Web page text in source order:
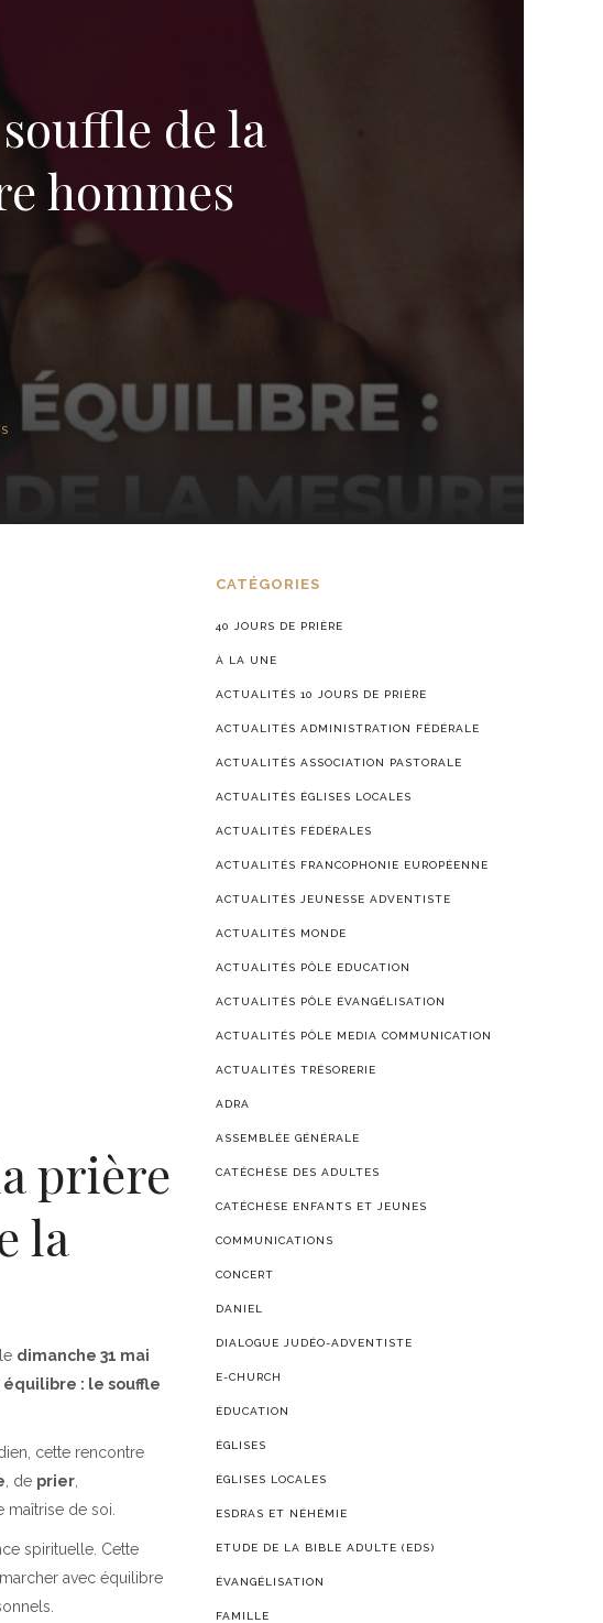
de la
hommes
prière
la
dimanche 31 mai
équilibre : le souffle
cette rencontre
, de prier
de soi.
spirituelle. Cette
avec équilibre
CATÉGORIES
40 JOURS DE PRIÈRE
À LA UNE
ACTUALITÉS 10 JOURS DE PRIÈRE
ACTUALITÉS ADMINISTRATION FÉDÉRALE
ACTUALITÉS ASSOCIATION PASTORALE
ACTUALITÉS ÉGLISES LOCALES
ACTUALITÉS FÉDÉRALES
ACTUALITÉS FRANCOPHONIE EUROPÉENNE
ACTUALITÉS JEUNESSE ADVENTISTE
ACTUALITÉS MONDE
ACTUALITÉS PÔLE EDUCATION
ACTUALITÉS PÔLE ÉVANGÉLISATION
ACTUALITÉS PÔLE MEDIA COMMUNICATION
ACTUALITÉS TRÉSORERIE
ADRA
ASSEMBLÉE GÉNÉRALE
CATÉCHÈSE DES ADULTES
CATÉCHÈSE ENFANTS ET JEUNES
COMMUNICATIONS
CONCERT
DANIEL
DIALOGUE JUDÉO-ADVENTISTE
E-CHURCH
ÉDUCATION
ÉGLISES
ÉGLISES LOCALES
ESDRAS ET NÉHÉMIE
ETUDE DE LA BIBLE ADULTE (EDS)
ÉVANGÉLISATION
FAMILLE